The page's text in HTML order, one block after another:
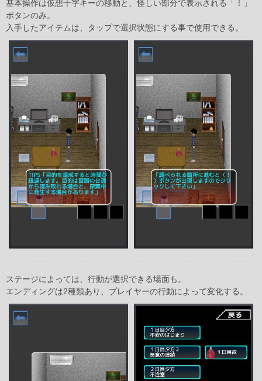
基本操作は仮想十字キーの移動と、怪しい部分で表示される「！」
ボタンのみ。
入手したアイテムは、タップで選択状態にする事で使用できる。
ステージによっては、行動が選択できる場面も。
エンディングは2種類あり、プレイヤーの行動によって変化する。